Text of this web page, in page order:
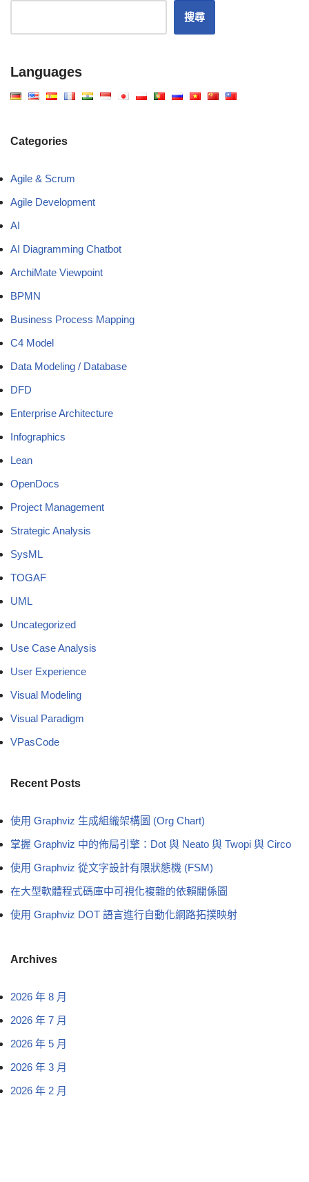
搜尋
Languages
Categories
Agile & Scrum
Agile Development
AI
AI Diagramming Chatbot
ArchiMate Viewpoint
BPMN
Business Process Mapping
C4 Model
Data Modeling / Database
DFD
Enterprise Architecture
Infographics
Lean
OpenDocs
Project Management
Strategic Analysis
SysML
TOGAF
UML
Uncategorized
Use Case Analysis
User Experience
Visual Modeling
Visual Paradigm
VPasCode
Recent Posts
使用 Graphviz 生成組織架構圖 (Org Chart)
掌握 Graphviz 中的佈局引擎：Dot 與 Neato 與 Twopi 與 Circo
使用 Graphviz 從文字設計有限狀態機 (FSM)
在大型軟體程式碼庫中可視化複雜的依賴關係圖
使用 Graphviz DOT 語言進行自動化網路拓撲映射
Archives
2026 年 8 月
2026 年 7 月
2026 年 5 月
2026 年 3 月
2026 年 2 月